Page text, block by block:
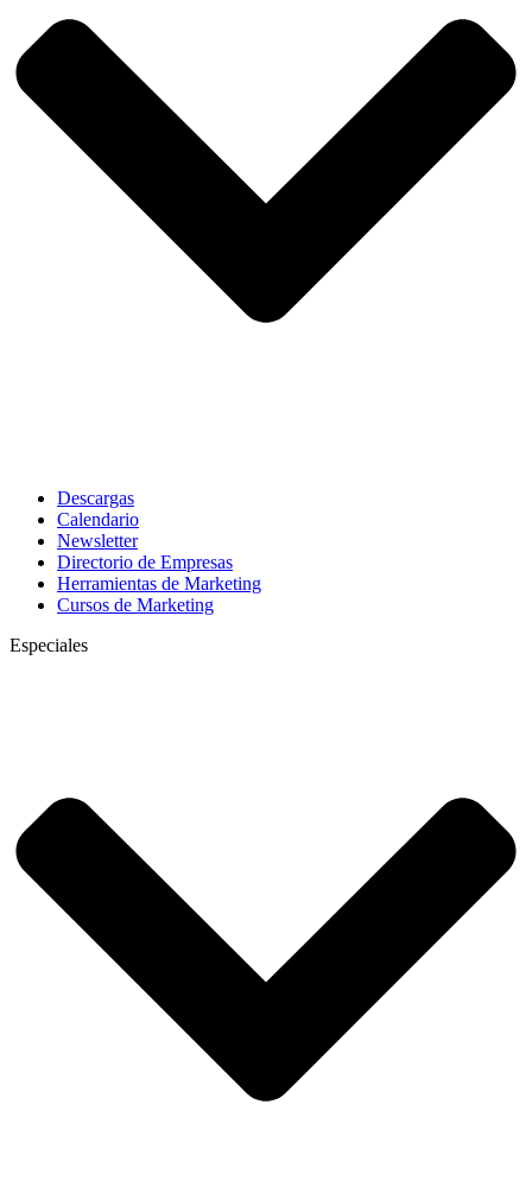
Descargas
Calendario
Newsletter
Directorio de Empresas
Herramientas de Marketing
Cursos de Marketing
Especiales